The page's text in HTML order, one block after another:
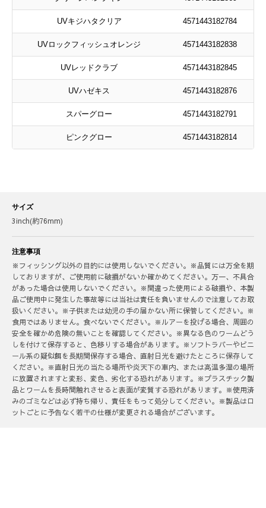
UVキジハタクリア 4571443182784
UVロックフィッシュオレンジ 4571443182838
UVレッドクラブ 4571443182845
UVハゼキス 4571443182876
スパーグロー 4571443182791
ピンクグロー 4571443182814
サイズ
3inch(約76mm)
注意事項
※フィッシング以外の目的には使用しないでください。※品質には万全を期
しておりますが、ご使用前に破損がないか確かめてください。万一、不具合
があった場合は使用しないでください。※間違った使用による破損や、本製
品ご使用中に発生した事故等には当社は責任を負いませんので注意してお取
扱いください。※子供または幼児の手の届かない所に保管してください。※
食用ではありません。食べないでください。※ルアーを投げる場合、周囲の
安全を確かめ危険の無いことを確認してください。※異なる色のワームどう
しを付けて保存すると、色移りする場合があります。※ソフトラバーやビニ
ール系の疑似餌を長期間保存する場合、直射日光を避けたところに保存して
ください。※直射日光の当たる場所や炎天下の車内、または高温多湿の場所
に放置されますと変形、変色、劣化する恐れがあります。※プラスチック製
品とワームを長時間触れさせると表面が変質する恐れがあります。※使用済
みのゴミなどは必ず持ち帰り、責任をもって処分してください。※製品はロ
ットごとに予告なく若干の仕様が変更される場合がございます。